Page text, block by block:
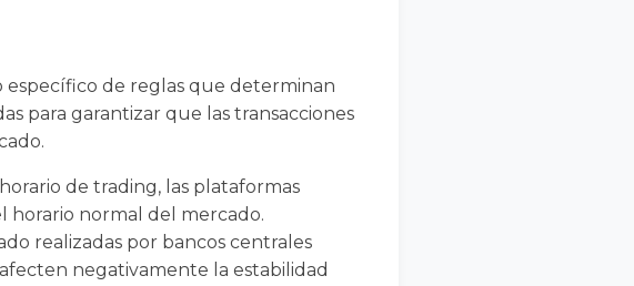
específico de reglas que determinan
para garantizar que las transacciones
de trading, las plataformas
horario normal del mercado.
realizadas por bancos centrales
negativamente la estabilidad